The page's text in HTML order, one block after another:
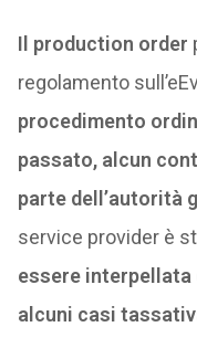
Il production order
regolamento
procedimento
passato, alcun
parte dell’autorità
service provider è
essere
alcuni casi